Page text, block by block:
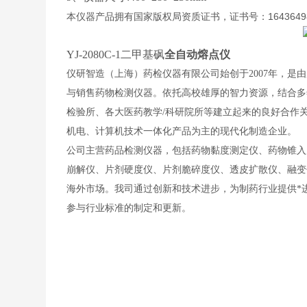
本仪器产品拥有国家版权局资质证书，证书号：
YJ-2080C-1二甲基砜全自动熔点仪
仪研智造（上海）药检仪器有限公司始创于2007年，是
与销售药物检测仪器。依托高校雄厚的智力资源，结合
检验所、各大医药教学/科研院所等建立起来的良好合作
机电、计算机技术一体化产品为主的现代化制造企业。
公司主营药品检测仪器，包括药物黏度测定仪、药物锥
崩解仪、片剂硬度仪、片剂脆碎度仪、透皮扩散仪、融
海外市场。我司通过创新和技术进步，为制药行业提供
参与行业标准的制定和更新。